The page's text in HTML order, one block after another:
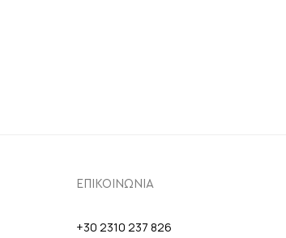
ΕΠΙΚΟΙΝΩΝΙΑ
+30 2310 237 826